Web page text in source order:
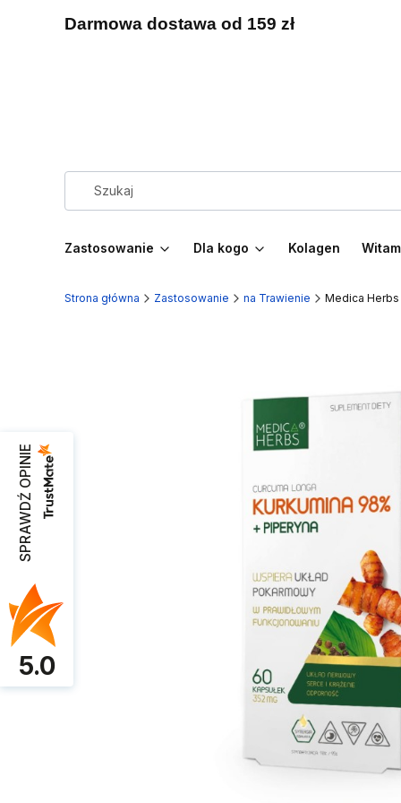
Darmowa dostawa od 159 zł
Zastosowanie Dla kogo Kolagen
Strona główna Zastosowanie na Trawienie Medica Herbs
SPRAWDŹ OPINIE
5.0